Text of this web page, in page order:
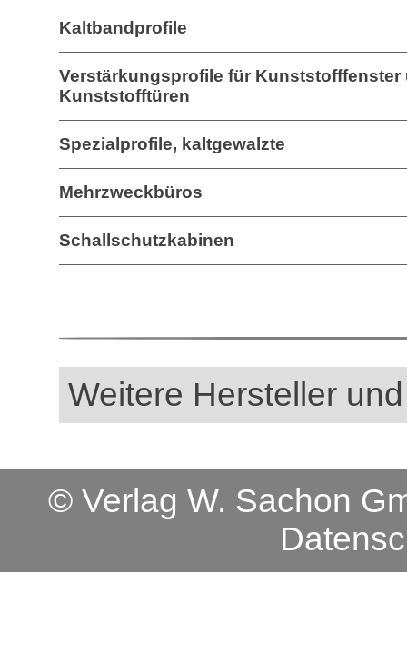
Kaltbandprofile
Verstärkungsprofile für Kunststofffenster
Kunststofftüren
Spezialprofile, kaltgewalzte
Mehrzweckbüros
Schallschutzkabinen
Weitere Hersteller
© Verlag W. Sachon